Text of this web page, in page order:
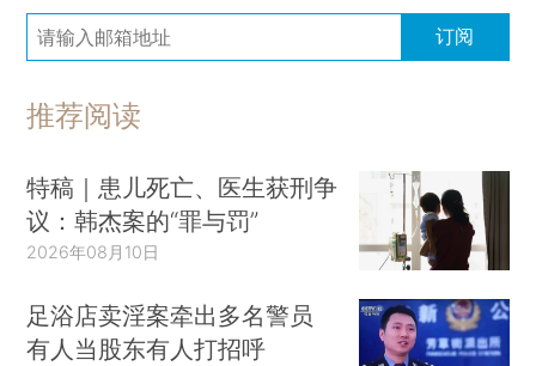
订阅
推荐阅读
特稿｜患儿死亡、医生获刑争
议：韩杰案的“罪与罚”
2026年08月10日
足浴店卖淫案牵出多名警员
有人当股东有人打招呼